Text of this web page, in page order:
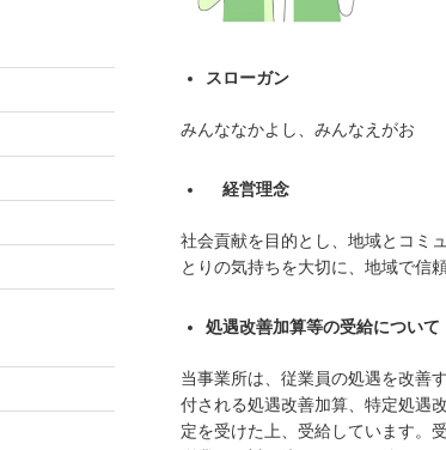
スローガン
みんななかよし、みんなえがお
経営理念
社会貢献を目的とし、地域とコミ
とりの気持ちを大切に、地域で信
処遇改善加算等の受給について
当事業所は、従業員の処遇を改善
付される処遇改善加算、特定処遇
定を受けた上、受給しています。